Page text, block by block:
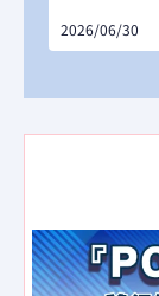
2026/06/30